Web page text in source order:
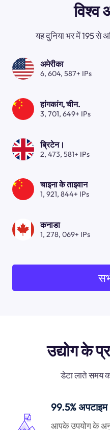
विश्व
यह दुनिया भर में 195 से
अमेरीका
6, 604, 587+ IPs
हांगकांग, चीन.
3, 701, 649+ IPs
ब्रिटेन।
2, 473, 581+ IPs
चाइना के ताइवान
1, 921, 844+ IPs
कनाडा
1, 278, 069+ IPs
उद्योग के
डेटा लाते समय
99.5% अपटाइम
आपके उपयोग के